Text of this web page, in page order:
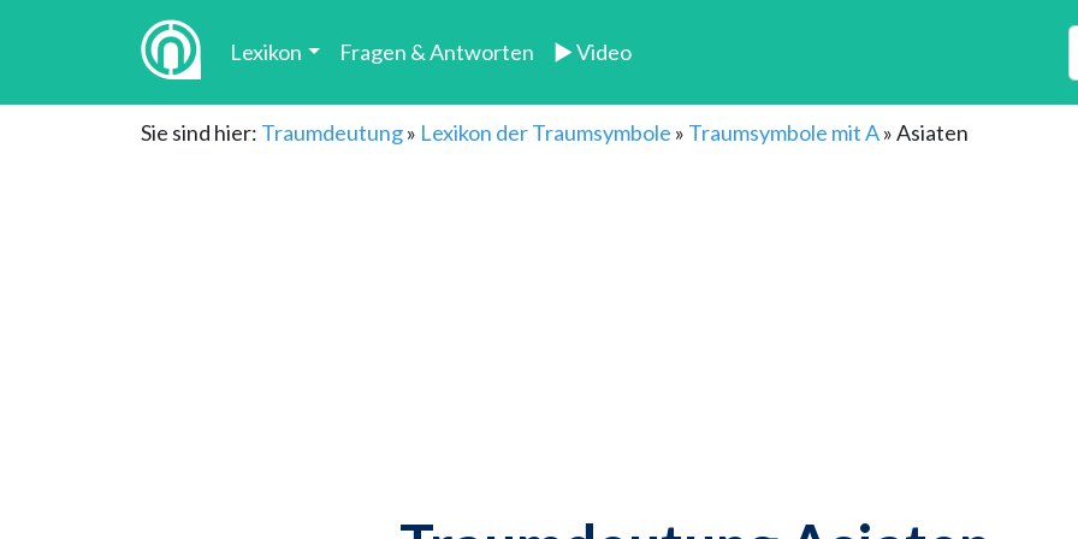
Lexikon Fragen & Antworten ► Video
Sie sind hier: Traumdeutung» Lexikon der Traumsymbole » Traumsymbole mit A»Asiaten